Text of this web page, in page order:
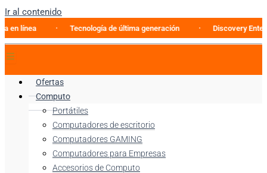
Ir al contenido
Tecnología de última generación Discovery Enterprise
Ofertas
Computo
Portátiles
Computadores de escritorio
Computadores GAMING
Computadores para Empresas
Accesorios de Computo